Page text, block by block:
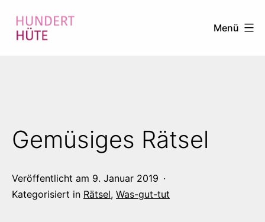
Inhalt
Menü
Gemüsiges Rätsel
Veröffentlicht am 9. Januar 2019
Kategorisiert in Rätsel, Was-gut-tut